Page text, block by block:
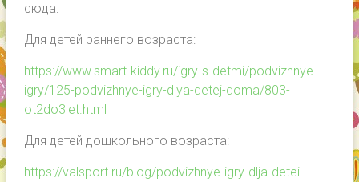
сюда:
Для детей раннего возраста:
https://www.smart-kiddy.ru/igry-s-detmi/podvizhnye-
igry/125-podvizhnye-igry-dlya-detej-doma/803-
ot2do3let.html
Для детей дошкольного возраста:
https://valsport.ru/blog/podvizhnye-igry-dlja-detei-